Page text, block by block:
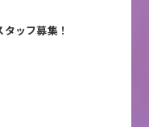
ッフ募集！